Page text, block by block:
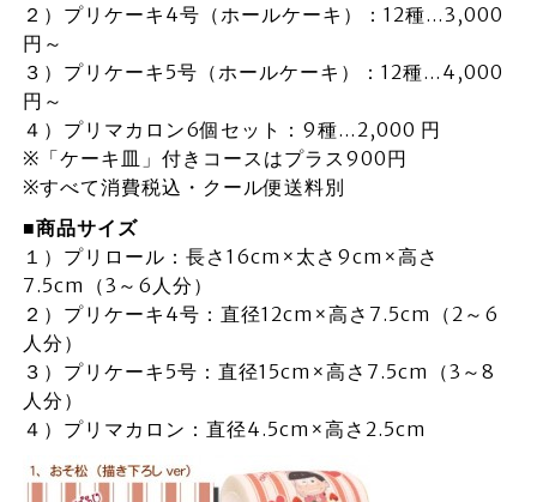
２）プリケーキ4号（ホールケーキ）：12種…3,000
円～
３）プリケーキ5号（ホールケーキ）：12種…4,000
円～
４）プリマカロン6個セット：9種…2,000 円
※「ケーキ皿」付きコースはプラス900円
※すべて消費税込・クール便送料別
■商品サイズ
１）プリロール：長さ16cm×太さ9cm×高さ
7.5cm（3～6人分）
２）プリケーキ4号：直径12cm×高さ7.5cm（2～6
人分）
３）プリケーキ5号：直径15cm×高さ7.5cm（3～8
人分）
４）プリマカロン：直径4.5cm×高さ2.5cm